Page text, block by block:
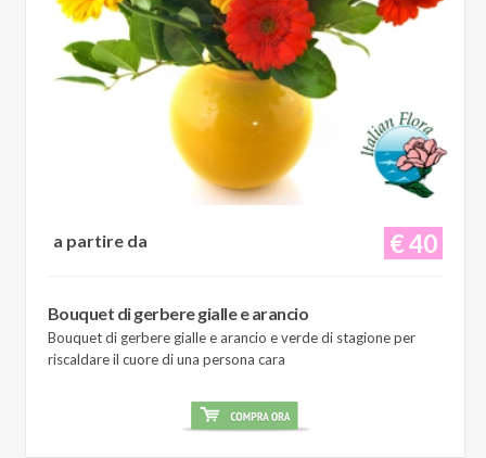
€ 40
a partire da
Bouquet di gerbere gialle e arancio
Bouquet di gerbere gialle e arancio e verde di stagione per
riscaldare il cuore di una persona cara